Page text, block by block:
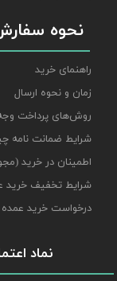
نحوه
راهنمای خرید
زمان و نحوه ارسال
روش‌های پرداخت
شرایط ضمانت نامه
اطمینان در خرید
شرایط تخفیف خرید
درخواست خرید عمده
نماد